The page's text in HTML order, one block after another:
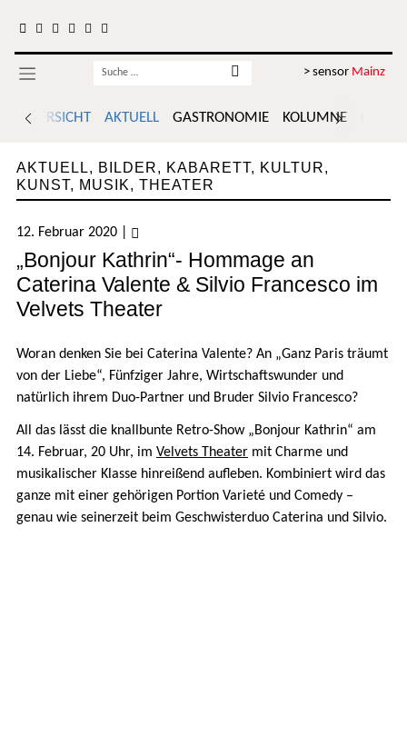
Username > sensor Mainz
ÜBERSICHT AKTUELL GASTRONOMIE KOLUMNE
AKTUELL, BILDER, KABARETT, KULTUR,
KUNST, MUSIK, THEATER
12. Februar 2020
„Bonjour Kathrin“- Hommage an
Caterina Valente & Silvio Francesco im
Velvets Theater
Woran denken Sie bei Caterina Valente? An „Ganz Paris träumt
von der Liebe“, Fünfziger Jahre, Wirtschaftswunder und
natürlich ihrem Duo-Partner und Bruder Silvio Francesco?
All das lässt die knallbunte Retro-Show „Bonjour Kathrin“ am
14. Februar, 20 Uhr, im Velvets Theater mit Charme und
musikalischer Klasse hinreißend aufleben. Kombiniert wird das
ganze mit einer gehörigen Portion Varieté und Comedy –
genau wie seinerzeit beim Geschwisterduo Caterina und Silvio.